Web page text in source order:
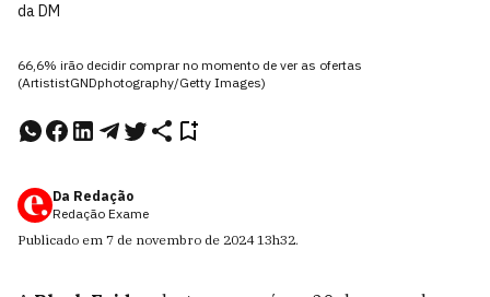
da DM
66,6% irão decidir comprar no momento de ver as ofertas
(ArtististGNDphotography/Getty Images)
Da Redação
Redação Exame
Publicado em 7 de novembro de 2024 13h32.